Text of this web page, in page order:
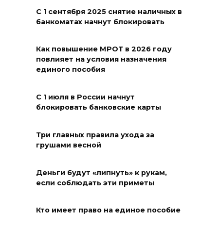
С 1 сентября 2025 снятие наличных в
банкоматах начнут блокировать
Как повышение МРОТ в 2026 году
повлияет на условия назначения
единого пособия
С 1 июля в России начнут
блокировать банковские карты
Три главных правила ухода за
грушами весной
Деньги будут «липнуть» к рукам,
если соблюдать эти приметы
Кто имеет право на единое пособие